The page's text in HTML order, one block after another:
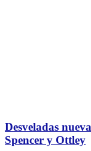
Desveladas
Spencer y Ottley